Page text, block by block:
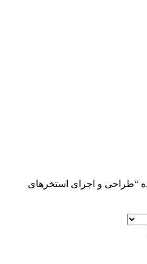
و اجرای استخرهای